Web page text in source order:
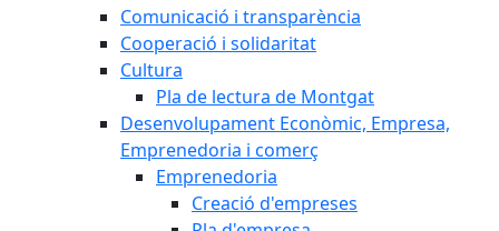
Comunicació i transparència
Cooperació i solidaritat
Cultura
Pla de lectura de Montgat
Desenvolupament Econòmic, Empresa,
Emprenedoria i comerç
Emprenedoria
Creació d'empreses